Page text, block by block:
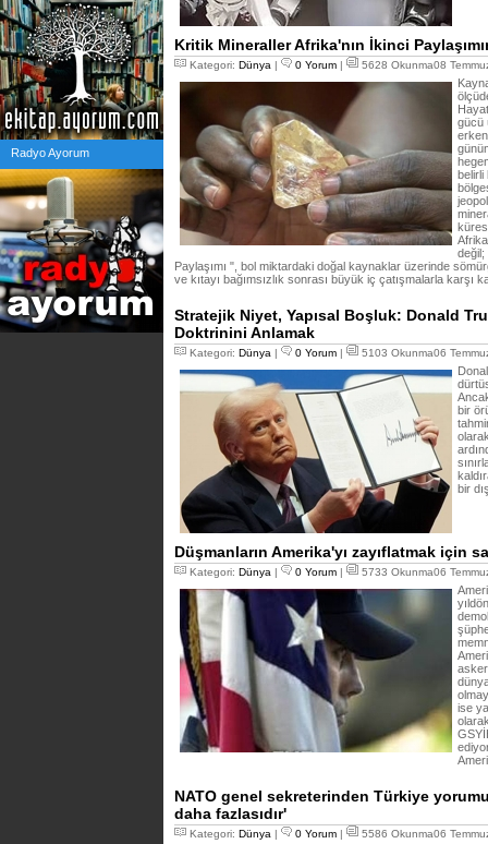
Radyo Ayorum
Kritik Mineraller Afrika'nın İkinci
Kategori: Dünya | 0 Yorum | 5628 Okunma08
gücü
belirli
değil;
Paylaşımı ", bol miktardaki doğal kaynaklar üzerinde
ve kıtayı bağımsızlık sonrası büyük iç çatışmalarla karşı
Stratejik Niyet, Yapısal Boşluk: Donald
Doktrinini Anlamak
Kategori: Dünya | 0 Yorum | 5103 Okunma06
bir
bir
Düşmanların Amerika'yı zayıflatmak için
Kategori: Dünya | 0 Yorum | 5733 Okunma06
ise
NATO genel sekreterinden Türkiye
daha fazlasıdır'
Kategori: Dünya | 0 Yorum | 5586 Okunma06